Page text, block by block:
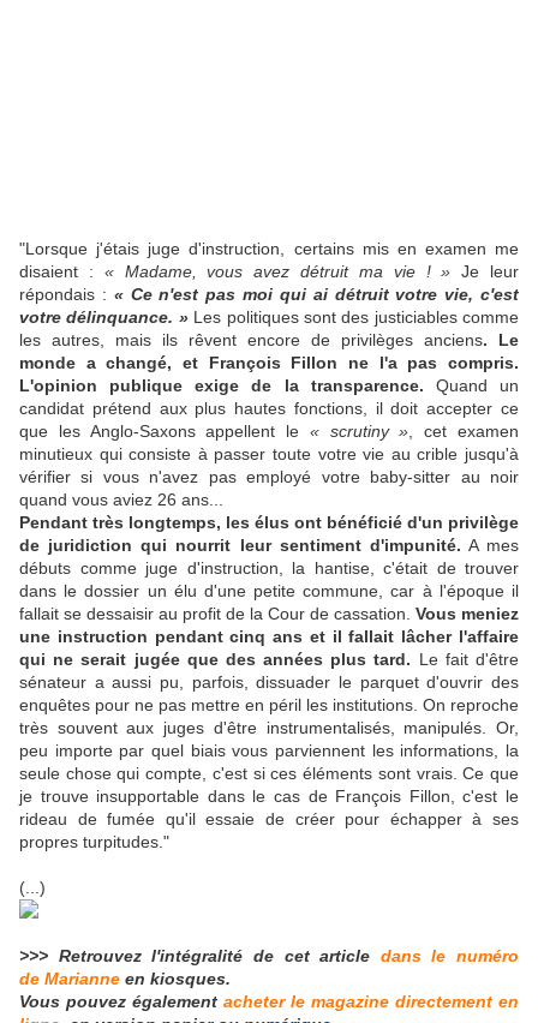
"Lorsque j'étais juge d'instruction, certains mis en examen me
disaient : « Madame, vous avez détruit ma vie ! » Je leur
répondais : « Ce n'est pas moi qui ai détruit votre vie, c'est
votre délinquance. »Les politiques sont des justiciables comme
les autres, mais ils rêvent encore de privilèges anciens. Le
monde a changé, et François Fillon ne l'a pas compris.
L'opinion publique exige de la transparence. Quand un
candidat prétend aux plus hautes fonctions, il doit accepter ce
que les Anglo-Saxons appellent le « scrutiny » , cet examen
minutieux qui consiste à passer toute votre vie au crible jusqu'à
vérifier si vous n'avez pas employé votre baby-sitter au noir
quand vous aviez 26 ans...
Pendant très longtemps, les élus ont bénéficié d'un privilège
de juridiction qui nourrit leur sentiment d'impunité. A mes
débuts comme juge d'instruction, la hantise, c'était de trouver
dans le dossier un élu d'une petite commune, car à l'époque il
fallait se dessaisir au profit de la Cour de cassation. Vous meniez
une instruction pendant cinq ans et il fallait lâcher l'affaire
qui ne serait jugée que des années plus tard. Le fait d'être
sénateur a aussi pu, parfois, dissuader le parquet d'ouvrir des
enquêtes pour ne pas mettre en péril les institutions. On reproche
très souvent aux juges d'être instrumentalisés, manipulés. Or,
peu importe par quel biais vous parviennent les informations, la
seule chose qui compte, c'est si ces éléments sont vrais. Ce que
je trouve insupportable dans le cas de François Fillon, c'est le
rideau de fumée qu'il essaie de créer pour échapper à ses
propres turpitudes."
(...)
>>> Retrouvez l'intégralité de cet article dans le numéro
de Marianne en kiosques.
Vous pouvez également acheter le magazine directement en